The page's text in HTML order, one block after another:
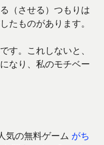
（させる）つもりは
たものがあります。
す。これしないと、
なり、私のモチベー
気の無料ゲーム がち